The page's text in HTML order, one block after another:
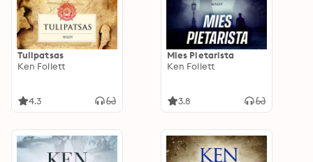
Tulipatsas
Ken Follett
4.3
Mies Pietarista
Ken Follett
3.8